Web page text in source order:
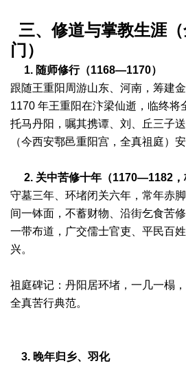
三、修道与掌教生涯
门）
1. 随师修行（1168—1170）
跟随王重阳周游山东、河南，筹建
1170 年王重阳在汴梁仙逝，临终将
托马丹阳，嘱其携谭、刘、丘三子
（今西安鄠邑重阳宫，全真祖庭）安
2. 关中苦修十年（1170—1182，
守墓三年、环堵闭关六年，常年赤
间一钵面，不蓄财物、沿街乞食苦
一带布道，广交儒士官吏、平民百
兴。
祖庭碑记：丹阳居环堵，一几一榻
全真苦行典范。
3. 晚年归乡、羽化